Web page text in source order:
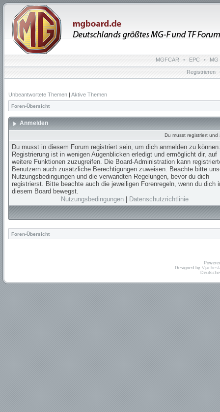
MGFCAR • EPC • MG
Registrieren
Unbeantwortete Themen | Aktive Themen
Foren-Übersicht
Anmelden
Du musst registriert
Du musst in diesem Forum registriert sein, um dich anmelden zu
Registrierung ist in wenigen Augenblicken erledigt und ermöglicht dir, auf
weitere Funktionen zuzugreifen. Die Board-Administration kann
Benutzern auch zusätzliche Berechtigungen zuweisen. Beachte bitte
Nutzungsbedingungen und die verwandten Regelungen, bevor du dich
registrierst. Bitte beachte auch die jeweiligen Forenregeln, wenn du dich
diesem Board bewegst.
Nutzungsbedingungen
Datenschutzrichtlinie
Foren-Übersicht
Designed by